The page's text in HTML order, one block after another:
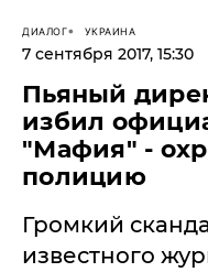
ДИАЛОГ УКРАИНА
7 сентября 2017, 15:30
Пьяный
избил
"Мафия" -
полицию
Громкий
известного